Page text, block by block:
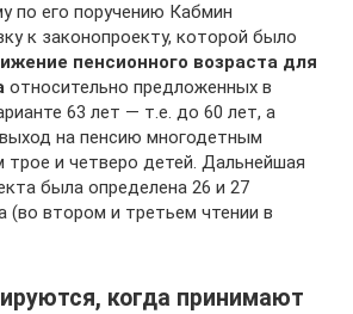
по его поручению Кабмин
к законопроекту, которой было
пенсионного возраста для
относительно предложенных в
63 лет — т.е. до 60 лет, а
на пенсию многодетным
и четверо детей. Дальнейшая
была определена 26 и 27
(во втором и третьем чтении в
когда принимают